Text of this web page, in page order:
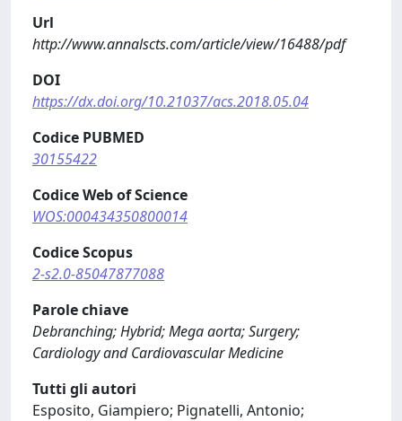
Url
http://www.annalscts.com/article/view/16488/pdf
DOI
https://dx.doi.org/10.21037/acs.2018.05.04
Codice PUBMED
30155422
Codice Web of Science
WOS:000434350800014
Codice Scopus
2-s2.0-85047877088
Parole chiave
Debranching; Hybrid; Mega aorta; Surgery;
Cardiology and Cardiovascular Medicine
Tutti gli autori
Esposito, Giampiero; Pignatelli, Antonio;